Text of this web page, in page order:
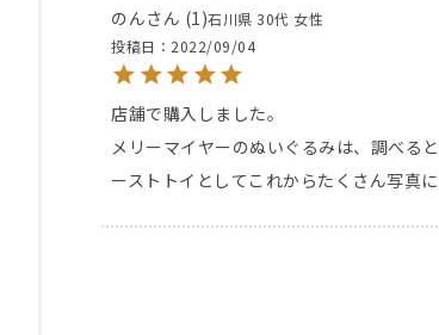
のん 1 石川県 30代 女性
投稿日
2022/09/04
店舗で購入しました。
メリーマイヤーのぬいぐるみは、調べる
ーストトイとしてこれからたくさん写真